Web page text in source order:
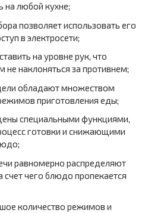
на любой кухне;
позволяет использовать его
в электросети;
на уровне рук, что
не наклоняться за противнем;
обладают множеством
приготовления еды;
специальными функциями,
готовки и снижающими
равномерно распределяют
счет чего блюдо пропекается
количество режимов и